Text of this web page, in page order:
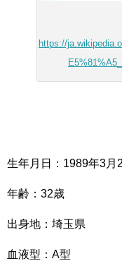
https://
生年月日：1989年3月
年齢：32歳
出身地：埼玉県
血液型：A型